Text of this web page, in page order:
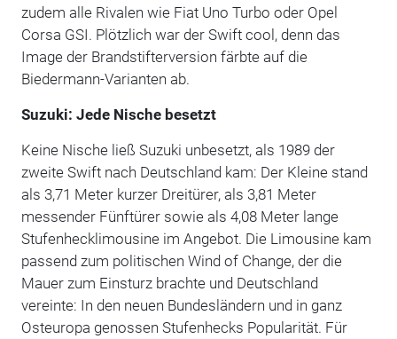
zudem alle Rivalen wie Fiat Uno Turbo oder Opel
Corsa GSI. Plötzlich war der Swift cool, denn das
Image der Brandstifterversion färbte auf die
Biedermann-Varianten ab.
Suzuki: Jede Nische besetzt
Keine Nische ließ Suzuki unbesetzt, als 1989 der
zweite Swift nach Deutschland kam: Der Kleine stand
als 3,71 Meter kurzer Dreitürer, als 3,81 Meter
messender Fünftürer sowie als 4,08 Meter lange
Stufenhecklimousine im Angebot. Die Limousine kam
passend zum politischen Wind of Change, der die
Mauer zum Einsturz brachte und Deutschland
vereinte: In den neuen Bundesländern und in ganz
Osteuropa genossen Stufenhecks Popularität. Für